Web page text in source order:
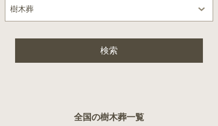
全国の樹木葬一覧